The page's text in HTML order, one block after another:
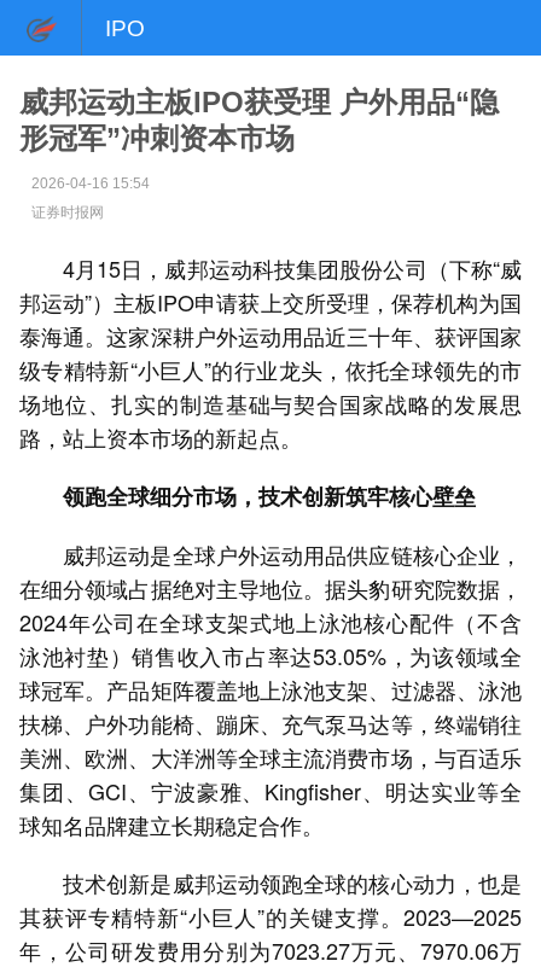
IPO
威邦运动主板IPO获受理 户外用品“隐
形冠军”冲刺资本市场
2026-04-16 15:54
证券时报网
4月15日，威邦运动科技集团股份公司（下称“威
邦运动”）主板IPO申请获上交所受理，保荐机构为国
泰海通。这家深耕户外运动用品近三十年、获评国家
级专精特新“小巨人”的行业龙头，依托全球领先的市
场地位、扎实的制造基础与契合国家战略的发展思
路，站上资本市场的新起点。
领跑全球细分市场，技术创新筑牢核心壁垒
威邦运动是全球户外运动用品供应链核心企业，
在细分领域占据绝对主导地位。据头豹研究院数据，
2024年公司在全球支架式地上泳池核心配件（不含
泳池衬垫）销售收入市占率达53.05%，为该领域全
球冠军。产品矩阵覆盖地上泳池支架、过滤器、泳池
扶梯、户外功能椅、蹦床、充气泵马达等，终端销往
美洲、欧洲、大洋洲等全球主流消费市场，与百适乐
集团、GCI、宁波豪雅、Kingfisher、明达实业等全
球知名品牌建立长期稳定合作。
技术创新是威邦运动领跑全球的核心动力，也是
其获评专精特新“小巨人”的关键支撑。2023—2025
年，公司研发费用分别为7023.27万元、7970.06万